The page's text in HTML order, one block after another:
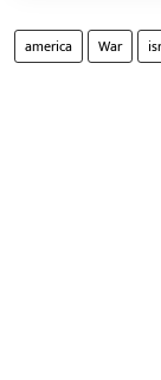
america War